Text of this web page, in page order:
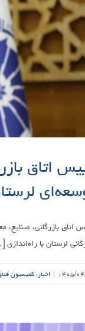
اتاق
اتاق بازرگانی،
لرستان با
۰۴/۰۸ | اخبار,کمیسیون